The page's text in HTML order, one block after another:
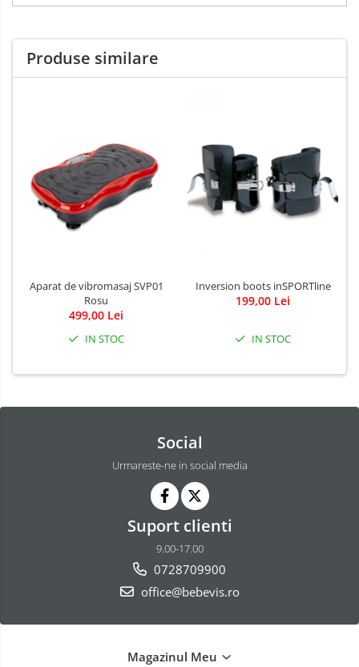
Produse similare
Aparat de vibromasaj SVP01
Rosu
499,00 Lei
IN STOC
Inversion boots inSPORTline
199,00 Lei
IN STOC
Social
Urmareste-ne in social media
Suport clienti
9.00-17.00
0728709900
office@bebevis.ro
Magazinul Meu